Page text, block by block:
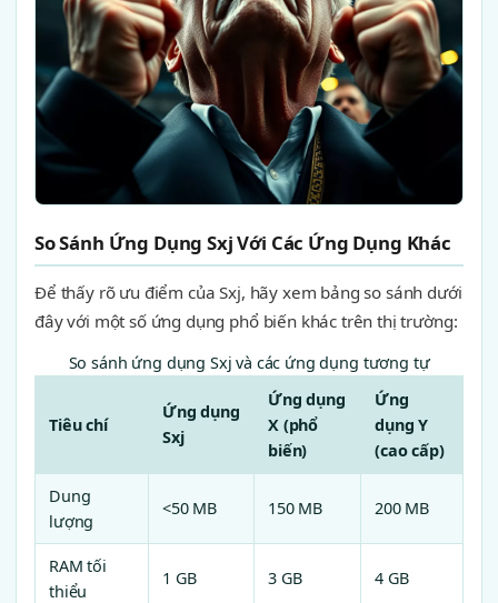
So Sánh Ứng Dụng Sxj Với Các Ứng Dụng Khác
Để thấy rõ ưu điểm của Sxj, hãy xem bảng so sánh dưới
đây với một số ứng dụng phổ biến khác trên thị trường:
So sánh ứng dụng Sxj và các ứng dụng tương tự
Tiêu chí
Ứng dụng
Sxj
Ứng dụng
X (phổ
biến)
Ứng
dụng Y
(cao cấp)
Dung
lượng
<50 MB 150 MB 200 MB
RAM tối
thiểu
1 GB 3 GB 4 GB